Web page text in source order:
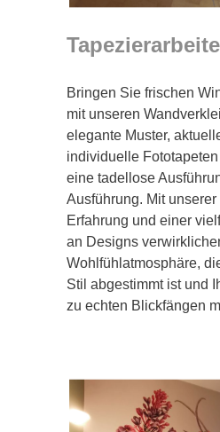
Bringen Sie frischen
mit unseren
elegante Muster,
individuelle
eine tadellose
Ausführung. Mit
Erfahrung und einer
an Designs
Wohlfühlatmosphäre,
Stil abgestimmt ist und
zu echten Blickfängen